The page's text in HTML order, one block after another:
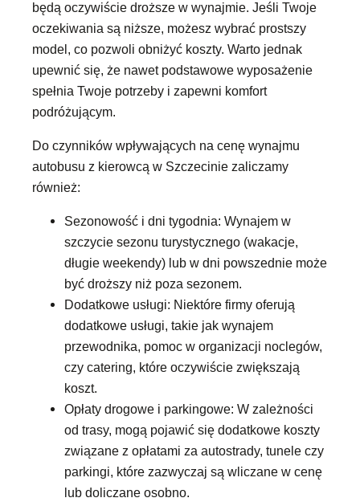
będą oczywiście droższe w wynajmie. Jeśli Twoje
oczekiwania są niższe, możesz wybrać prostszy
model, co pozwoli obniżyć koszty. Warto jednak
upewnić się, że nawet podstawowe wyposażenie
spełnia Twoje potrzeby i zapewni komfort
podróżującym.
Do czynników wpływających na cenę wynajmu
autobusu z kierowcą w Szczecinie zaliczamy
również:
Sezonowość i dni tygodnia: Wynajem w
szczycie sezonu turystycznego (wakacje,
długie weekendy) lub w dni powszednie może
być droższy niż poza sezonem.
Dodatkowe usługi: Niektóre firmy oferują
dodatkowe usługi, takie jak wynajem
przewodnika, pomoc w organizacji noclegów,
czy catering, które oczywiście zwiększają
koszt.
Opłaty drogowe i parkingowe: W zależności
od trasy, mogą pojawić się dodatkowe koszty
związane z opłatami za autostrady, tunele czy
parkingi, które zazwyczaj są wliczane w cenę
lub doliczane osobno.